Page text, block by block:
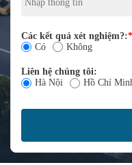
Các kết quả xét nghiệm?:*
Có
Không
Liên hệ chúng tôi:
Hà Nội
Hồ Chí